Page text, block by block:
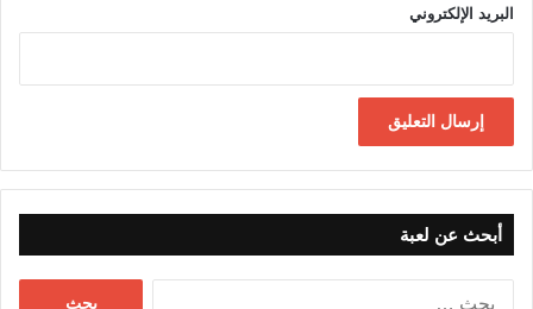
البريد الإلكتروني
أبحث عن لعبة